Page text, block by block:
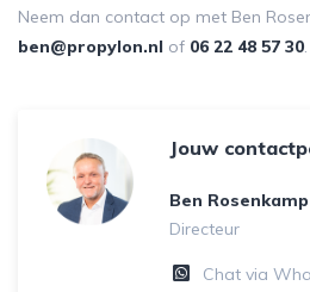
Neem dan contact op met Ben
ben@propylon.nl of 06 22 48 57 30.
Jouw
Ben Rosenkamp
Directeur
Chat via